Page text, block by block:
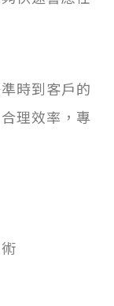
時到客戶的
理效率，專